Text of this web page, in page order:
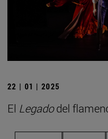
22 | 01 | 2025
El Legadodel